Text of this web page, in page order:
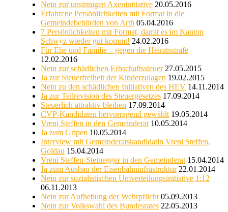
Nein zur unsinnigen Axeninitiative 20.05.2016
Erfahrene Persönlichkeiten mit Format in die
Gemeindebehörden von Arth 05.04.2016
7 Persönlichkeiten mit Format, damit es im Kanton
Schwyz wieder gut kommt! 24.02.2016
Für Ehe und Familie – gegen die Heiratsstrafe
12.02.2016
Nein zur schädlichen Erbschaftssteuer 27.05.2015
Ja zur Steuerfreiheit der Kinderzulagen 19.02.2015
Nein zu den schädlichen Initiativen des HEV 14.11.2014
Ja zur Teilrevision des Steuergesetzes 17.09.2014
Steuerlich attraktiv bleiben 17.09.2014
CVP-Kandidaten hervorragend gewählt 19.05.2014
Vreni Steffen in den Gemeinderat 10.05.2014
Ja zum Gripen 10.05.2014
Interview mit Gemeinderatskandidatin Vreni Steffen,
Goldau 15.04.2014
Vreni Steffen-Steinegger in den Gemeinderat 15.04.2014
Ja zum Ausbau der Eisenbahninfrastruktur 22.01.2014
Nein zur sozialistischen Umverteilungsinitiative 1:12
06.11.2013
Nein zur Aufhebung der Wehrpflicht 05.09.2013
Nein zur Volkswahl des Bundesrates 22.05.2013